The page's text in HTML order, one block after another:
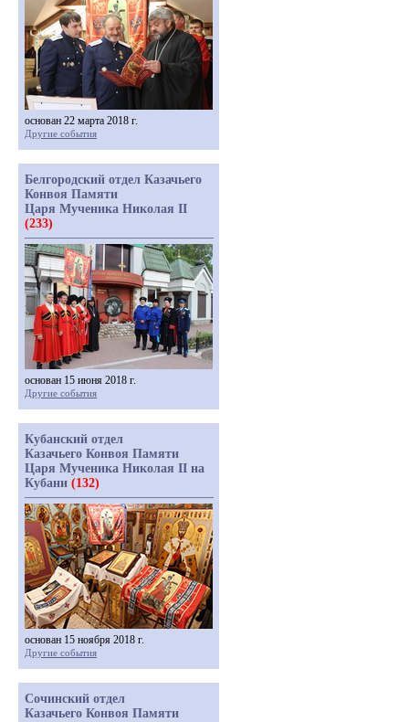
основан 22 марта 2018 г.
Другие события
Белгородский отдел Казачьего
Конвоя Памяти
Царя Мученика Николая II
(233)
основан 15 июня 2018 г.
Другие события
Кубанский отдел
Казачьего Конвоя Памяти
Царя Мученика Николая II на
Кубани (132)
основан 15 ноября 2018 г.
Другие события
Сочинский отдел
Казачьего Конвоя Памяти